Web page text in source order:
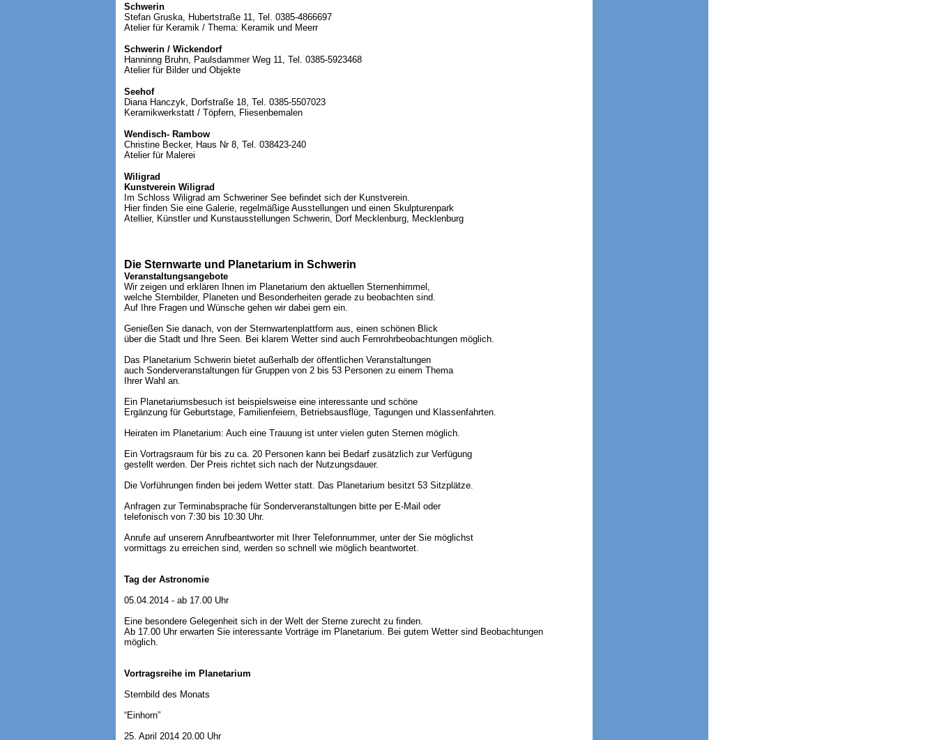
Schwerin
Stefan Gruska, Hubertstraße 11, Tel. 0385-4866697
Atelier für Keramik / Thema: Keramik und Meerr
Schwerin / Wickendorf
Hanninng Bruhn, Paulsdammer Weg 11, Tel. 0385-5923468
Atelier für Bilder und Objekte
Seehof
Diana Hanczyk, Dorfstraße 18, Tel. 0385-5507023
Keramikwerkstatt / Töpfern, Fliesenbemalen
Wendisch- Rambow
Christine Becker, Haus Nr 8, Tel. 038423-240
Atelier für Malerei
Wiligrad
Kunstverein Wiligrad
Im Schloss Wiligrad am Schweriner See befindet sich der Kunstverein.
Hier finden Sie eine Galerie, regelmäßige Ausstellungen und einen Skulpturenpark
Atellier, Künstler und Kunstausstellungen Schwerin, Dorf Mecklenburg, Mecklenburg
Die Sternwarte und Planetarium in Schwerin
Veranstaltungsangebote
Wir zeigen und erklären Ihnen im Planetarium den aktuellen Sternenhimmel,
welche Sternbilder, Planeten und Besonderheiten gerade zu beobachten sind.
Auf Ihre Fragen und Wünsche gehen wir dabei gern ein.
Genießen Sie danach, von der Sternwartenplattform aus, einen schönen Blick
über die Stadt und Ihre Seen. Bei klarem Wetter sind auch Fernrohrbeobachtungen möglich.
Das Planetarium Schwerin bietet außerhalb der öffentlichen Veranstaltungen
auch Sonderveranstaltungen für Gruppen von 2 bis 53 Personen zu einem Thema
Ihrer Wahl an.
Ein Planetariumsbesuch ist beispielsweise eine interessante und schöne
Ergänzung für Geburtstage, Familienfeiern, Betriebsausflüge, Tagungen und Klassenfahrten.
Heiraten im Planetarium: Auch eine Trauung ist unter vielen guten Sternen möglich.
Ein Vortragsraum für bis zu ca. 20 Personen kann bei Bedarf zusätzlich zur Verfügung
gestellt werden. Der Preis richtet sich nach der Nutzungsdauer.
Die Vorführungen finden bei jedem Wetter statt. Das Planetarium besitzt 53 Sitzplätze.
Anfragen zur Terminabsprache für Sonderveranstaltungen bitte per E-Mail oder
telefonisch von 7:30 bis 10:30 Uhr.
Anrufe auf unserem Anrufbeantworter mit Ihrer Telefonnummer, unter der Sie möglichst
vormittags zu erreichen sind, werden so schnell wie möglich beantwortet.
Tag der Astronomie
05.04.2014 - ab 17.00 Uhr
Eine besondere Gelegenheit sich in der Welt der Sterne zurecht zu finden.
Ab 17.00 Uhr erwarten Sie interessante Vorträge im Planetarium. Bei gutem Wetter sind Beobachtungen
möglich.
Vortragsreihe im Planetarium
Sternbild des Monats
“Einhorn”
25. April 2014 20.00 Uhr